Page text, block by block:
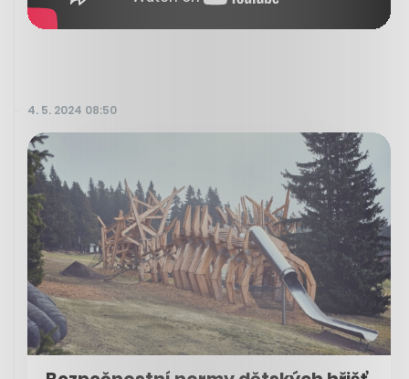
4. 5. 2024 08:50